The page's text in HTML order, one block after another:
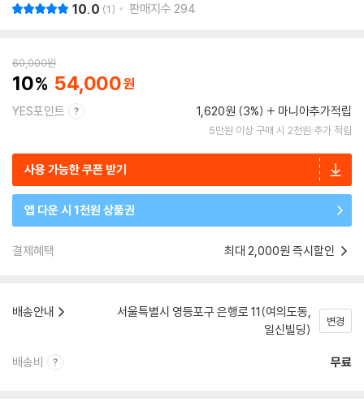
10.0 1 판매지수 294
60,000원
10 54,000
YES포인트 1,620원 (3%) 마니아추가적립
5만원 이상 구매 시 2천원 추가 적립
사용 가능한 쿠폰 받기
앱 다운 시 1천원 상품권
결제혜택 최대 2,000원 즉시할인
배송안내
서울특별시 영등포구 은행로 11(여의도동,
일신빌딩)
변경
배송비 무료